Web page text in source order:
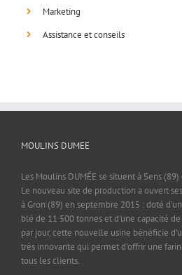
Marketing
Assistance et conseils
MOULINS DUMEE
Les Moulins DUMÉE se situent à Sens
Le nouveau site de production a ouvert
à Gron (89) en septembre 2015 : doté
blé de 11 500 tonnes et d'une capacité
par jour, cette nouvelle usine bénéficie
très innovante qui permet d'offrir une
tous les clients.